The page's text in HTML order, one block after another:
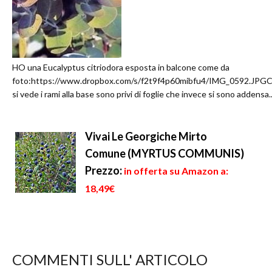
HO una Eucalyptus citriodora esposta in balcone come da
foto:https://www.dropbox.com/s/f2t9f4p60mibfu4/
si vede i rami alla base sono privi di foglie che invece si sono
Vivai Le Georgiche Mirto
Comune (MYRTUS COMMUNIS)
Prezzo: in offerta su Amazon a:
18,49€
COMMENTI SULL' ARTICOLO